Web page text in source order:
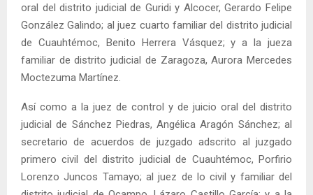
oral del distrito judicial de Guridi y Alcocer, Gerardo Felipe
González Galindo; al juez cuarto familiar del distrito judicial
de Cuauhtémoc, Benito Herrera Vásquez; y a la jueza
familiar de distrito judicial de Zaragoza, Aurora Mercedes
Moctezuma Martínez.
Así como a la juez de control y de juicio oral del distrito
judicial de Sánchez Piedras, Angélica Aragón Sánchez; al
secretario de acuerdos de juzgado adscrito al juzgado
primero civil del distrito judicial de Cuauhtémoc, Porfirio
Lorenzo Juncos Tamayo; al juez de lo civil y familiar del